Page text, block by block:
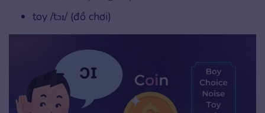
toy /tɔɪ/ (đồ chơi)